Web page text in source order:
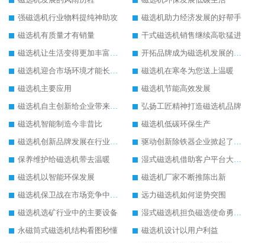
强磁选机行业物料提纯神助攻
磁选机助力经济发展的好帮手
磁选机有质量才有销量
干式磁选机销售继续高歌猛进
磁选机让生活变得更加丰富多彩
开拓品牌成为磁选机发展的有效武器
磁选机迎合市场环境才能长远发展
磁选机在寒冬为您送上温暖
磁选机主要应用
磁选机节能高效发展
磁选机自主创新给企业带来了阳光
弘扬工匠精神打造磁选机品牌
磁选机智能制造今非昔比
磁选机低碳环保生产
磁选机创新品牌发展在行业的顶端
驱动创新除铁器企业掀起了发展风暴
保养维护给磁选机带去温暖
湿式磁选机借助客户平台大放异彩
磁选机以智能环保发展
磁选机厂家不断推陈出新
磁选机保卫战在市场竞争中打响
远力磁选机如何逆势突围
磁选机选矿行业中的主要设备
湿式磁选机担负磁选使命勇往直前
永磁筒式磁选机结构看图秒懂
磁选机设计以用户利益